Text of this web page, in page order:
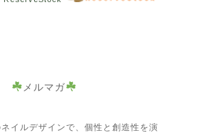
メルマガ
ネイルデザインで、個性と創造性を演